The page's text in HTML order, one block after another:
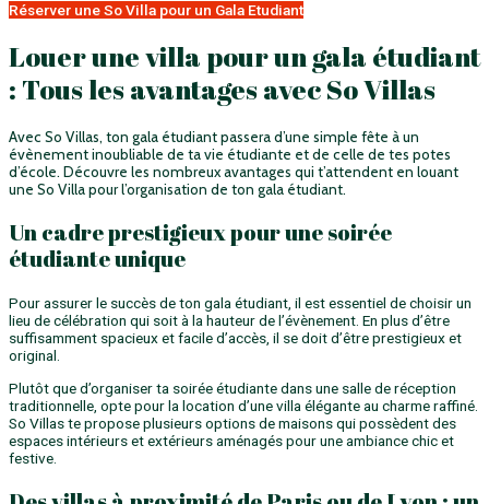
Réserver une So Villa pour un Gala Etudiant
Louer une villa pour un gala étudiant
: Tous les avantages avec So Villas
Avec So Villas, ton gala étudiant passera d’une simple fête à un
évènement inoubliable de ta vie étudiante et de celle de tes potes
d’école. Découvre les nombreux avantages qui t’attendent en louant
une So Villa pour l’organisation de ton gala étudiant.
Un cadre prestigieux pour une soirée
étudiante unique
Pour assurer le succès de ton gala étudiant, il est essentiel de choisir un
lieu de célébration qui soit à la hauteur de l’évènement. En plus d’être
suffisamment spacieux et facile d’accès, il se doit d’être prestigieux et
original.
Plutôt que d’organiser ta soirée étudiante dans une salle de réception
traditionnelle, opte pour la location d’une villa élégante au charme raffiné.
So Villas te propose plusieurs options de maisons qui possèdent des
espaces intérieurs et extérieurs aménagés pour une ambiance chic et
festive.